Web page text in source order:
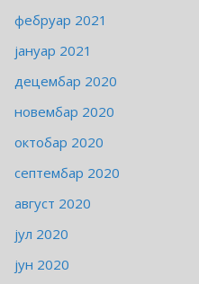
фебруар 2021
јануар 2021
децембар 2020
новембар 2020
октобар 2020
септембар 2020
август 2020
јул 2020
јун 2020